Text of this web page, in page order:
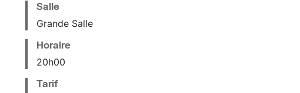
Salle
Grande Salle
Horaire
20h00
Tarif